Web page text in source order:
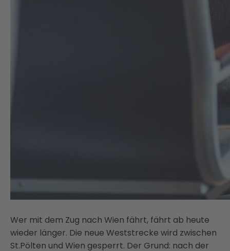
Wer mit dem Zug nach Wien fährt, fährt ab heute
wieder länger. Die neue Weststrecke wird zwischen
St.Pölten und Wien gesperrt. Der Grund: nach der